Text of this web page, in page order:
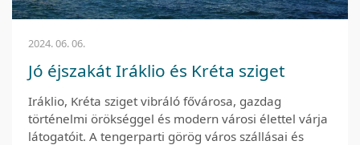
2024. 06. 06.
Jó éjszakát Iráklio és Kréta sziget
Iráklio, Kréta sziget vibráló fővárosa, gazdag
történelmi örökséggel és modern városi élettel várja
látogatóit. A tengerparti görög város szállásai és